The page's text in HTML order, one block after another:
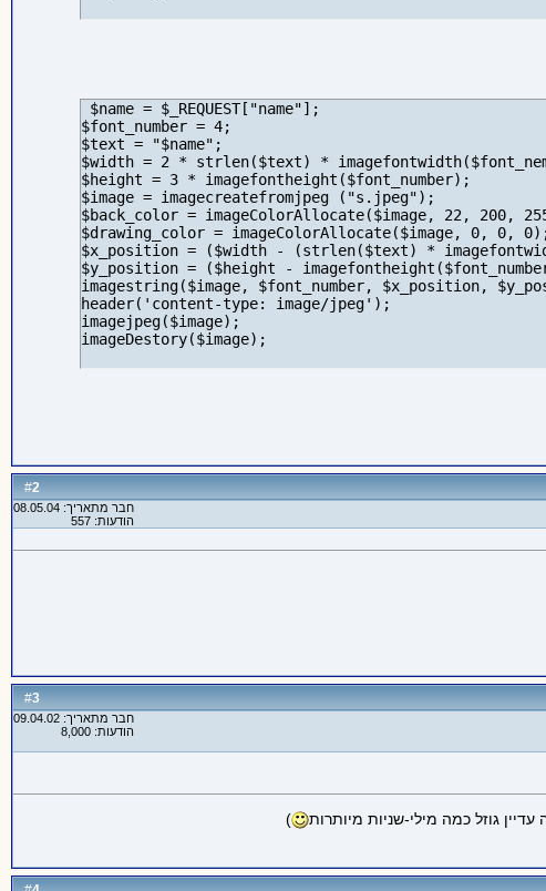
$name = $_REQUEST["name"];
$font_number = 4;
$text = "$name";
$width = 2 * strlen($text) *
$height = 3 * imagefontheight($font_number);
$image = imagecreatefromjpeg ("s.jpeg");
$back_color = imageColorAllocate($image, 22, 200,
$drawing_color = imageColorAllocate($image, 0, 0,
$x_position = ($width - (strlen($text) *
$y_position = ($height -
imagestring($image, $font_number, $x_position,
header('content-type: image/jpeg');
imagejpeg($image);
imageDestory($image);
#
2
חבר מתאריך: 08.05.04
הודעות: 557
#
3
חבר מתאריך: 09.04.02
הודעות: 8,000
)